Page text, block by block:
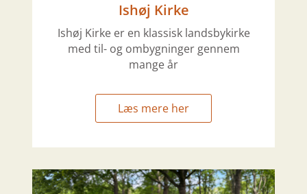
Ishøj Kirke
Ishøj Kirke er en klassisk landsbykirke
med til- og ombygninger gennem
mange år
Læs mere her